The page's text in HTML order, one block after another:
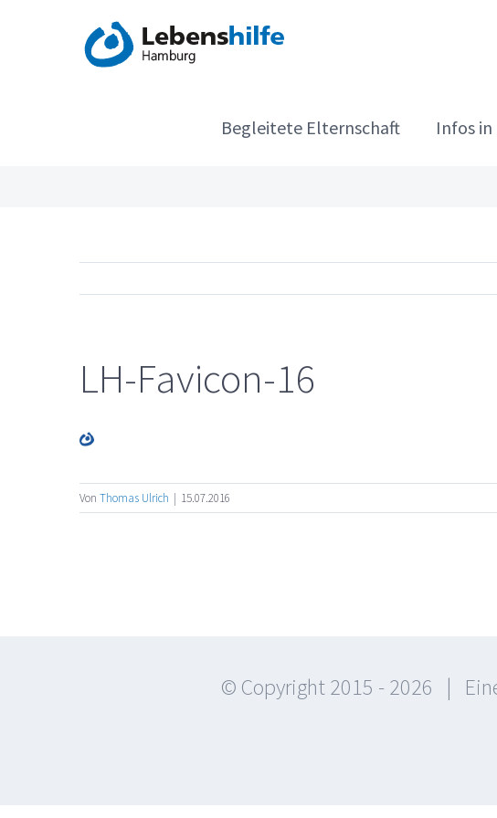
Begleitete Elternschaft Infos
LH-Favicon-16
Von Thomas Ulrich | 15.07.2016
© Copyright 2015 -2026 |